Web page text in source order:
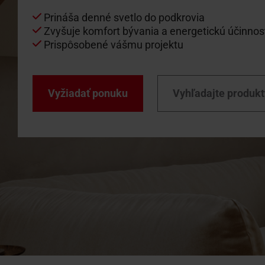
firiem
Na
Prináša denné svetlo do podkrovia
Zvyšuje komfort bývania a energetickú
Prispôsobené vášmu projektu
Vyžiadať ponuku Vyhľadajte